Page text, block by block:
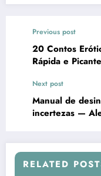
Previous post
20 Contos
Rápida e Picante
Next post
Manual de
incertezas —
RELATED